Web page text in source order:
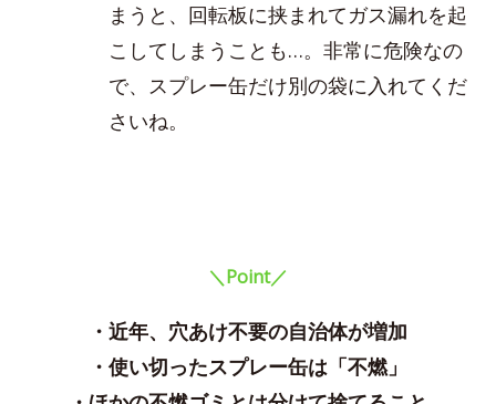
まうと、回転板に挟まれてガス漏れを起
こしてしまうことも…。非常に危険なの
で、スプレー缶だけ別の袋に入れてくだ
さいね。
＼Point／
・近年、穴あけ不要の自治体が増加
・使い切ったスプレー缶は「不燃」